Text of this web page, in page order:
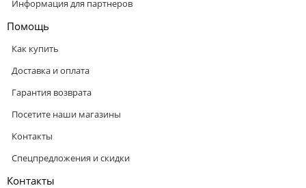
Информация для партнеров
Помощь
Как купить
Доставка и оплата
Гарантия возврата
Посетите наши магазины
Контакты
Спецпредложения и скидки
Контакты